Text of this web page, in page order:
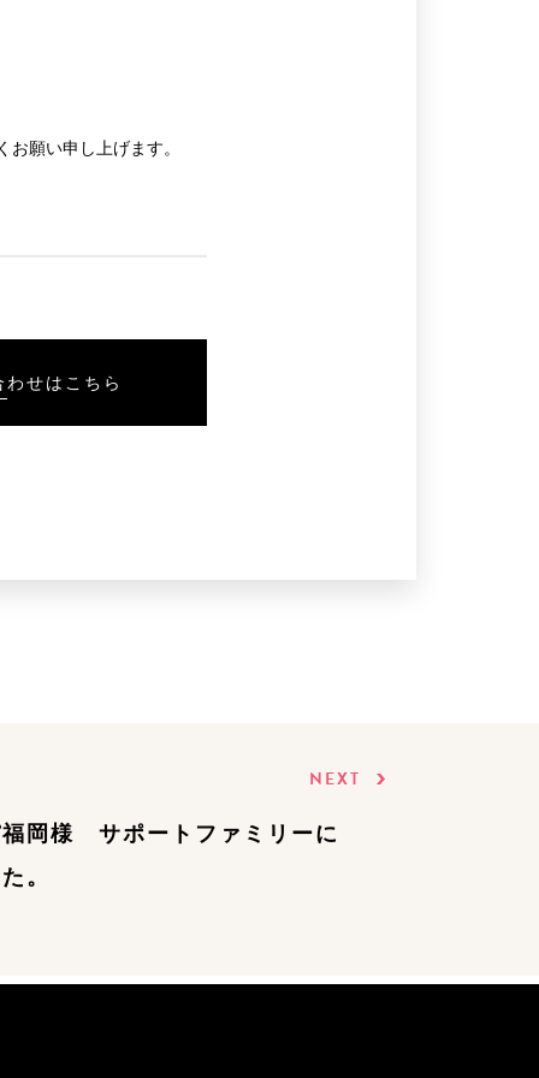
願い申し上げます。
せはこちら
NEXT
岡様 サポートファミリーに
。